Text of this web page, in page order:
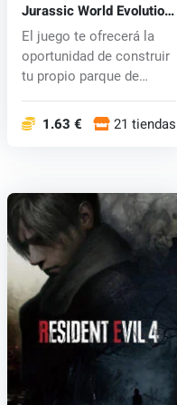
Jurassic World Evolution
(PC) CD key
El juego te ofrecerá la
oportunidad de construir
tu propio parque de
1.63 € 21 tiendas